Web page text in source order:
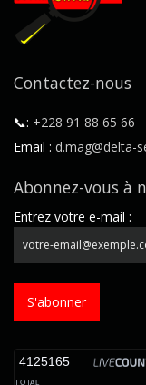
Contactez-nous
📞: +228 91 88 65 66
Email : d.mag@delta-
Abonnez-vous à
Entrez votre e-mail :
S'abonner
4125165
TOTAL